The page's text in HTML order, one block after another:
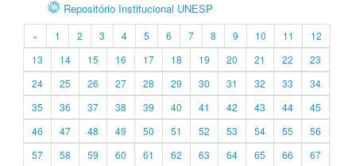
Repositório Institucional UNESP
« 1 2 3 4 5 6 7 8 9 10 11
12
13
14 15 16 17 18 19 20 21 22
23
24
25 26 27 28 29 30 31 32 33
34
35
36 37 38 39 40 41 42 43 44
45
46
47 48 49 50 51 52 53 54 55
56
57
58 59 60 61 62 63 64 65 66
67